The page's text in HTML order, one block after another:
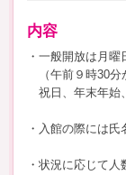
内容
・一般開放は月
（午前９時30分
祝日、年末年始
・入館の際には氏
・状況に応じて人